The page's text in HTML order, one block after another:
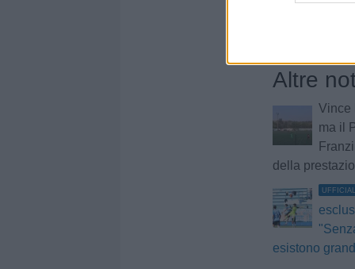
Altre
Vince
ma il
della
esistono